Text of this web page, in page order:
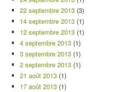
22 septembre 2013 (3)
14 septembre 2013 (1)
12 septembre 2013 (1)
4 septembre 2013 (1)
3 septembre 2013 (1)
2 septembre 2013 (1)
21 août 2013 (1)
17 août 2013 (1)